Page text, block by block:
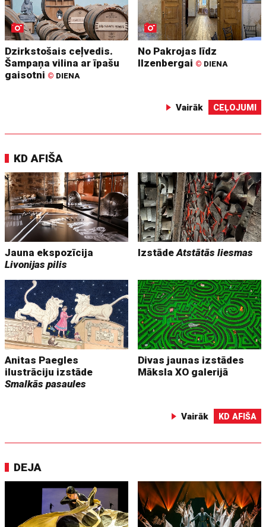
Dzirkstošais ceļvedis.
Šampaņa vilina ar īpašu
gaisotni © DIENA
No Pakrojas līdz
Ilzenbergai © DIENA
Vairāk CEĻOJUMI
KD AFIŠA
Jauna ekspozīcija
Livonijas pilis
IzstādeAtstātās liesmas
Anitas Paegles
ilustrāciju izstāde
Smalkās pasaules
Divas jaunas izstādes
Māksla XO galerijā
Vairāk KD AFIŠA
DEJA